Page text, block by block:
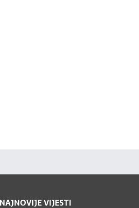
NAJNOVIJE VIJESTI